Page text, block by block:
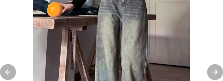
Previous slide